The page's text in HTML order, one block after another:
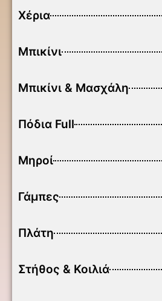
Xέρια
Μπικίνι
Μπικίνι & Μασχάλη
Πόδια Full
Μηροί
Γάμπες
Πλάτη
Στήθος & Κοιλιά